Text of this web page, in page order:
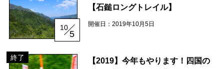
10
5
【石鎚ロングトレイル】
開催日：2019年10月5日
終了
【2019】今年もやります！四国の